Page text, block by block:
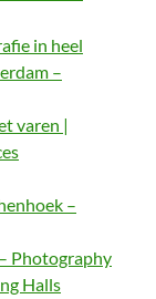
in heel
–
varen |
–
Photography
Halls